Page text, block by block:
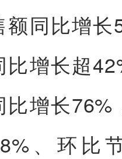
同比增长
增长超
增长76%
、环比